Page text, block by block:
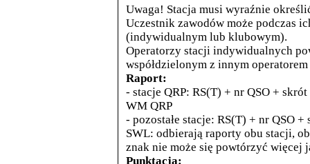
Uwaga! Stacja musi wyraźnie
Uczestnik zawodów może podczas
(indywidualnym lub klubowym).
Operatorzy stacji indywidualnych
współdzielonym z innym
Raport:
- stacje QRP: RS(T) + nr QSO +
WM QRP
- pozostałe stacje: RS(T) + nr QSO
SWL: odbierają raporty obu stacji,
znak nie może się powtórzyć więcej
Punktacja: